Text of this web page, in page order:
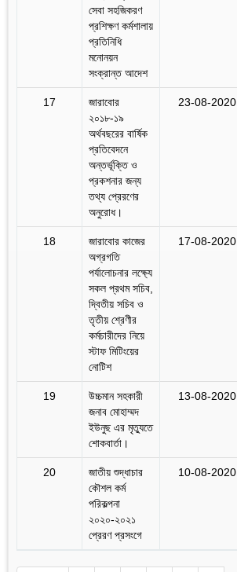
সেবা সহজিকরণ
প্রশিক্ষণ কর্মশালায়
প্রতিনিধি
মনোনয়ন
সংক্রান্ত আদেশ
17
জারাবোর
২০১৮-১৯
অর্থবছরের বার্ষিক
প্রতিবেদনে
অন্তর্ভূক্তি ও
প্রকশনার জন্য
তথ্য প্রেরণের
অনুরোধ।
23-08-2020
18
জারাবোর কাজের
অগ্রগতি
পর্যালোচনার লক্ষ্যে
সকল প্রথম সচিব,
দ্বিতীয় সচিব ও
তৃতীয় শ্রেণীর
কর্মচারীদের নিয়ে
স্টাফ মিটিংয়ের
নোটিশ
17-08-2020
19
উচ্চমান সহকারী
জনাব মোহাম্মদ
ইউনুছ এর মৃত্যুতে
শোকবার্তা।
13-08-2020
20
জাতীয় শুদ্ধাচার
কৌশল কর্ম
পরিকল্পনা
২০২০-২০২১
প্রেরণ প্রসংগে
10-08-2020